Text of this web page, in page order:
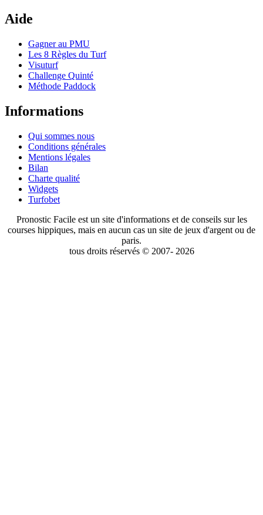
Aide
Gagner au PMU
Les 8 Règles du Turf
Visuturf
Challenge Quinté
Méthode Paddock
Informations
Qui sommes nous
Conditions générales
Mentions légales
Bilan
Charte qualité
Widgets
Turfobet
Pronostic Facile est un site d'informations et de conseils sur les
courses hippiques, mais en aucun cas un site de jeux d'argent ou de
paris.
tous droits réservés © 2007- 2026